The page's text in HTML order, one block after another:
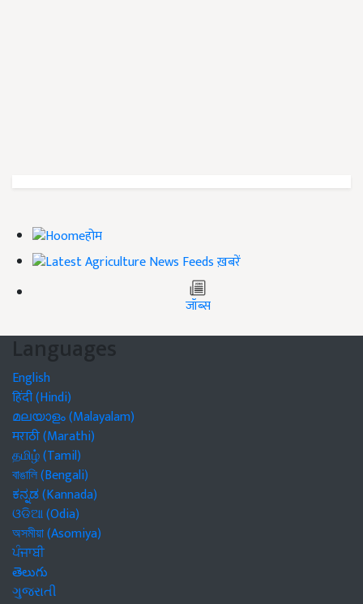
होम
ख़बरें
जॉब्स
Languages
English
हिंदी (Hindi)
മലയാളം (Malayalam)
मराठी (Marathi)
தமிழ் (Tamil)
বাঙালি (Bengali)
ಕನ್ನಡ (Kannada)
ଓଡିଆ (Odia)
অসমীয়া (Asomiya)
ਪੰਜਾਬੀ
తెలుగు
ગુજરાતી